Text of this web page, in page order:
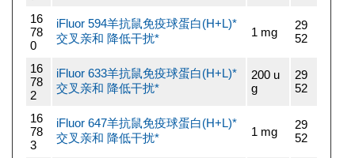
16
78
0
iFluor 594羊抗鼠免疫球蛋白(H+L)*
交叉亲和 降低干扰*
1 mg
29
52
16
78
2
iFluor 633羊抗鼠免疫球蛋白(H+L)*
交叉亲和 降低干扰*
200 u
g
29
52
16
78
3
iFluor 647羊抗鼠免疫球蛋白(H+L)*
交叉亲和 降低干扰*
1 mg
29
52